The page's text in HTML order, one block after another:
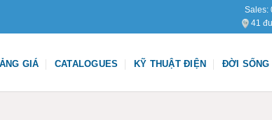
Sales:
41
GIÁ CATALOGUES KỸ THUẬT ĐIỆN ĐỜI SỐNG